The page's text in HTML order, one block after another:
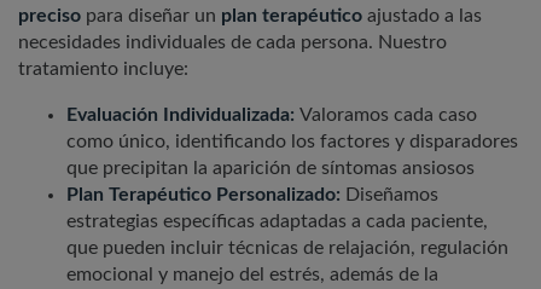
preciso para diseñar un plan terapéutico ajustado a las
necesidades individuales de cada persona. Nuestro
tratamiento incluye:
Evaluación Individualizada: Valoramos cada caso
como único, identificando los factores y disparadores
que precipitan la aparición de síntomas ansiosos
Plan Terapéutico Personalizado: Diseñamos
estrategias específicas adaptadas a cada paciente,
que pueden incluir técnicas de relajación, regulación
emocional y manejo del estrés, además de la